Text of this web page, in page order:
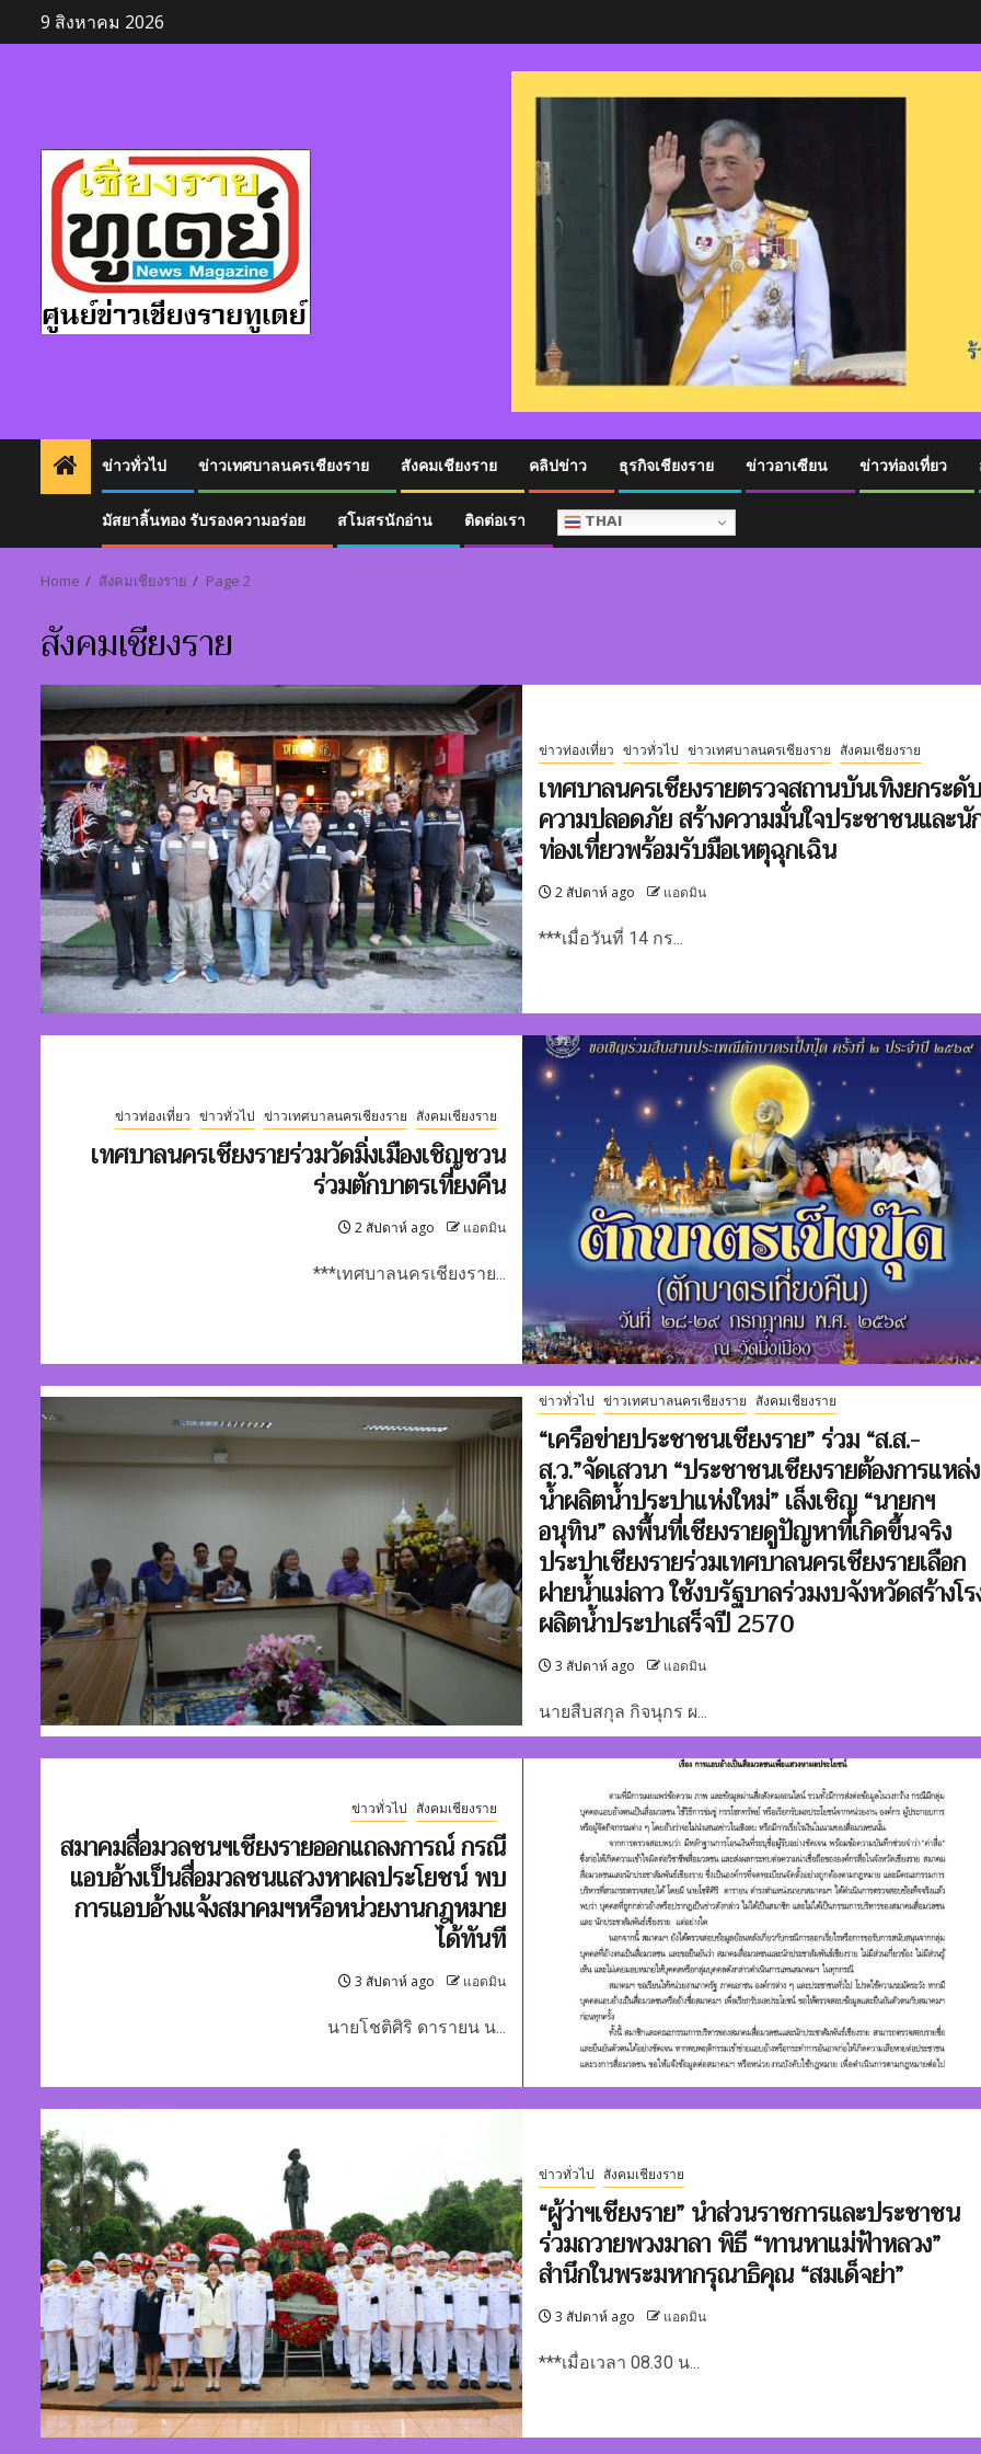
to
9 สิงหาคม 2026
ข่าวทั่วไป ข่าวเทศบาลนครเชียงราย สังคมเชียงราย คลิปข่าว ธุรกิจเชียงราย ข่าวอาเซียน ข่าวท่องเที่ยว
มัสยาลิ้นทอง รับรองความอร่อย สโมสรนักอ่าน ติดต่อเรา THAI
Home สังคมเชียงราย Page 2
สังคมเชียงราย
ข่าวท่องเที่ยว ข่าวทั่วไป ข่าวเทศบาลนครเชียงราย สังคมเชียงราย
เทศบาลนครเชียงรายตรวจสถานบันเทิงยกระดับ
ความปลอดภัย สร้างความมั่นใจประชาชนและนั
ท่องเที่ยวพร้อมรับมือเหตุฉุกเฉิน
2 สัปดาห์ ago แอดมิน
***เมื่อวันที่ 14 กร...
ข่าวท่องเที่ยว ข่าวทั่วไป ข่าวเทศบาลนครเชียงราย สังคมเชียงราย
เทศบาลนครเชียงรายร่วมวัดมิ่งเมืองเชิญชวน
ร่วมตักบาตรเที่ยงคืน
2 สัปดาห์ ago แอดมิน
***เทศบาลนครเชียงราย...
ข่าวทั่วไป ข่าวเทศบาลนครเชียงราย สังคมเชียงราย
“เครือข่ายประชาชนเชียงราย” ร่วม “ส.ส.-
ส.ว.”จัดเสวนา “ประชาชนเชียงรายต้องการแหล่ง
น้ำผลิตน้ำประปาแห่งใหม่” เล็งเชิญ “นายกฯ
อนุทิน” ลงพื้นที่เชียงรายดูปัญหาที่เกิดขึ้นจริง
ประปาเชียงรายร่วมเทศบาลนครเชียงรายเลือก
ฝายน้ำแม่ลาว ใช้งบรัฐบาลร่วมงบจังหวัดสร้างโร
ผลิตน้ำประปาเสร็จปี 2570
3 สัปดาห์ ago แอดมิน
นายสืบสกุล กิจนุกร ผ...
ข่าวทั่วไป สังคมเชียงราย
สมาคมสื่อมวลชนฯเชียงรายออกแถลงการณ์ กรณี
แอบอ้างเป็นสื่อมวลชนแสวงหาผลประโยชน์ พบ
การแอบอ้างแจ้งสมาคมฯหรือหน่วยงานกฎหมาย
ได้ทันที
3 สัปดาห์ ago แอดมิน
นายโชติศิริ ดารายน น...
ข่าวทั่วไป สังคมเชียงราย
“ผู้ว่าฯเชียงราย” นำส่วนราชการและประชาชน
ร่วมถวายพวงมาลา พิธี “ทานหาแม่ฟ้าหลวง”
สำนึกในพระมหากรุณาธิคุณ “สมเด็จย่า”
3 สัปดาห์ ago แอดมิน
***เมื่อเวลา 08.30 น...